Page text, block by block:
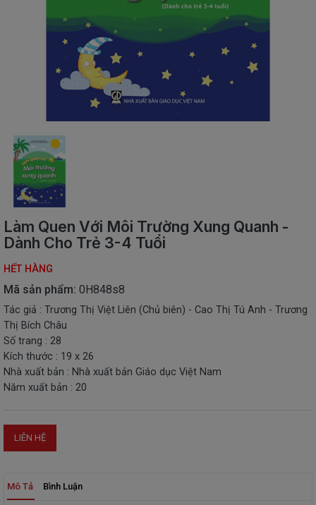
THIẾU
TIẾNG
NGOẠI
NGỮ
VPP
-
ĐỒ
DÙNG
SINH
TẶNG
-
CHƠI
THIẾT
BỊ
STEM
Làm Quen Với Môi Trường Xung Quanh -
Dành Cho Trẻ 3-4 Tuổi
HẾT HÀNG
Mã sản phẩm: 0H848s8
Tác giả : Trương Thị Việt Liên (Chủ biên) - Cao Thị Tú Anh - Trương
Thị Bích Châu
Số trang : 28
Kích thước : 19 x 26
Nhà xuất bản : Nhà xuất bản Giáo dục Việt Nam
Năm xuất bản : 20
LIÊN HỆ
Mô Tả Bình Luận